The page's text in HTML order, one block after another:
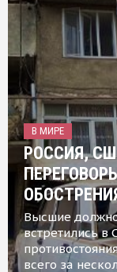
В МИРЕ
РОССИЯ,
Высшие
встретились в
всего за